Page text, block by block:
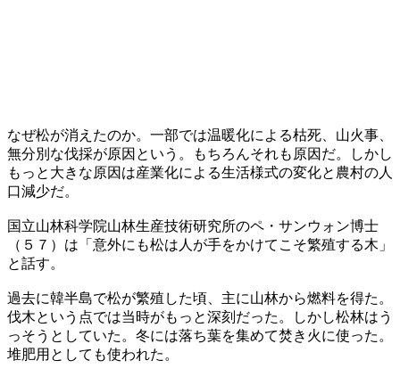
なぜ松が消えたのか。一部では温暖化による枯死、山火事、
無分別な伐採が原因という。もちろんそれも原因だ。しかし
もっと大きな原因は産業化による生活様式の変化と農村の人
口減少だ。
国立山林科学院山林生産技術研究所のペ・サンウォン博士
（５７）は「意外にも松は人が手をかけてこそ繁殖する木」
と話す。
過去に韓半島で松が繁殖した頃、主に山林から燃料を得た。
伐木という点では当時がもっと深刻だった。しかし松林はう
っそうとしていた。冬には落ち葉を集めて焚き火に使った。
堆肥用としても使われた。